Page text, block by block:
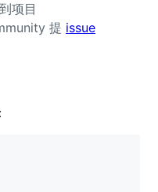
项目
提 issue
：